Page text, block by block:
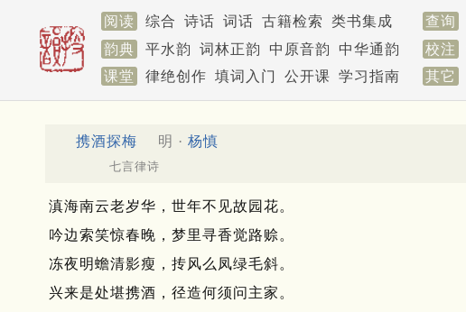
阅读 综合 诗话 词话 古籍检索 类书集成 查询
韵典
平水韵 词林正韵 中原音韵 中华通韵 校注
课堂
律绝创作 填词入门 公开课 学习指南 其它
携酒探梅 明 · 杨慎
七言律诗
滇海南云老岁华，世年不见故园花。
吟边索笑惊春晚，梦里寻香觉路赊。
冻夜明蟾清影瘦，抟风么凤绿毛斜。
兴来是处堪携酒，径造何须问主家。